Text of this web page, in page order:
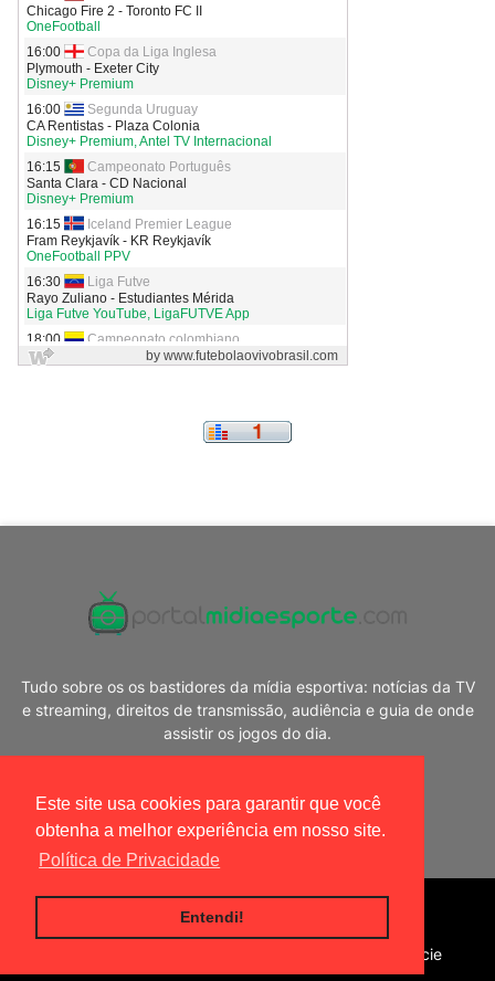
Este site usa cookies para garantir que você
obtenha a melhor experiência em nosso site.
Política de Privacidade
Entendi!
Tudo sobre os os bastidores da mídia esportiva: notícias da TV
e streaming, direitos de transmissão, audiência e guia de onde
assistir os jogos do dia.
Blogger Templates|
Anuncie